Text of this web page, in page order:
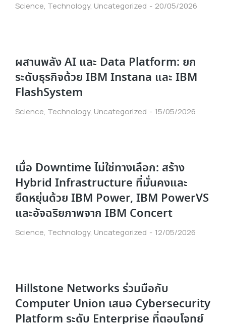
Science, Technology, Uncategorized 20/05/2026
ผสานพลัง AI และ Data Platform: ยก
ระดับธุรกิจด้วย IBM Instana และ IBM
FlashSystem
Science, Technology, Uncategorized 15/05/2026
เมื่อ Downtime ไม่ใช่ทางเลือก: สร้าง
Hybrid Infrastructure ที่มั่นคงและ
ยืดหยุ่นด้วย IBM Power, IBM PowerVS
และอัจฉริยภาพจาก IBM Concert
Science, Technology, Uncategorized 12/05/2026
Hillstone Networks ร่วมมือกับ
Computer Union เสนอ Cybersecurity
Platform ระดับ Enterprise ที่ตอบโจทย์